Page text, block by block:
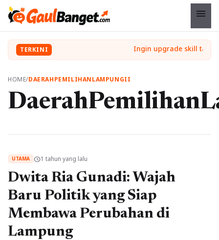
menu
TERKINI
HOME/DAERAHPEMILIHANLAMPUNGII
UTAMA schedule1 tahun yang lalu
Dwita Ria Gunadi: Wajah
Baru Politik yang Siap
Membawa Perubahan di
Lampung